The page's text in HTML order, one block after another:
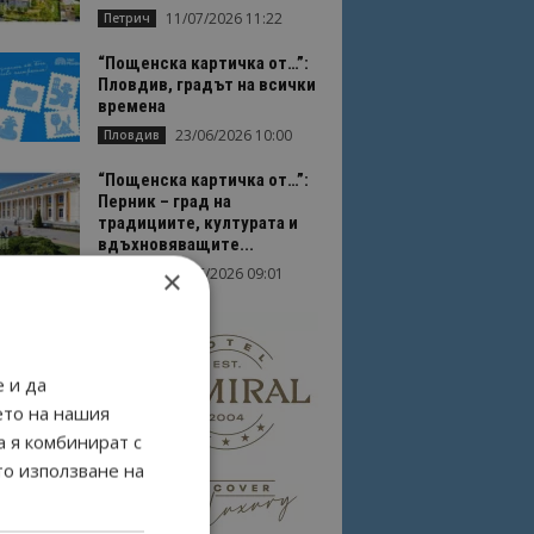
Петрич 11/07/2026 11:22
“Пощенска картичка от…”:
Пловдив, градът на всички
времена
Пловдив 23/06/2026 10:00
“Пощенска картичка от…”:
Перник – град на
традициите, културата и
вдъхновяващите...
17/06/2026 09:01
×
и да
на нашия
я комбинират с
използване на